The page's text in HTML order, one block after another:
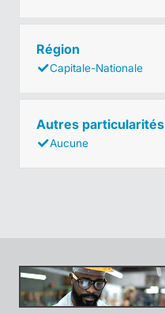
Région
Capitale-Nationale
Autres particularités
Aucune